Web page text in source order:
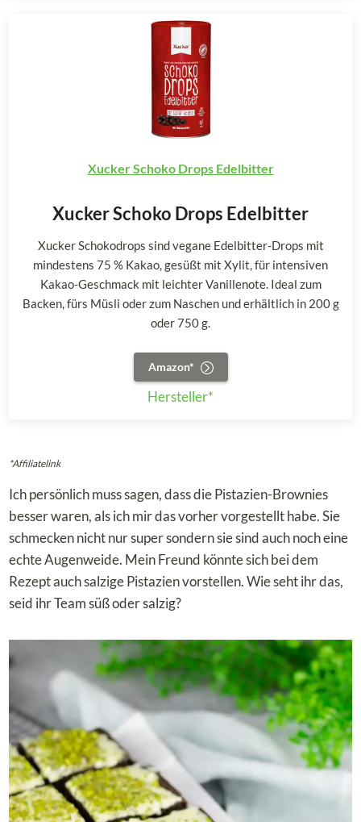
Xucker Schoko Drops Edelbitter
Xucker Schoko Drops Edelbitter
Xucker Schokodrops sind vegane Edelbitter-Drops mit
mindestens 75 % Kakao, gesüßt mit Xylit, für intensiven
Kakao-Geschmack mit leichter Vanillenote. Ideal zum
Backen, fürs Müsli oder zum Naschen und erhältlich in 200 g
oder 750 g.
Amazon*
Hersteller*
*Affiliatelink
Ich persönlich muss sagen, dass die Pistazien-Brownies
besser waren, als ich mir das vorher vorgestellt habe. Sie
schmecken nicht nur super sondern sie sind auch noch eine
echte Augenweide. Mein Freund könnte sich bei dem
Rezept auch salzige Pistazien vorstellen. Wie seht ihr das,
seid ihr Team süß oder salzig?